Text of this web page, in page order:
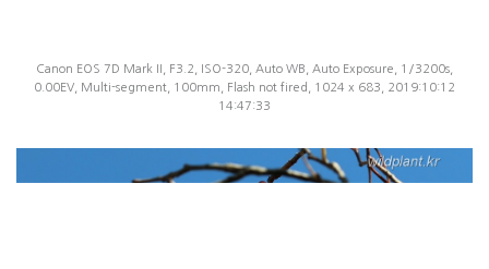
Canon EOS 7D Mark II, F3.2, ISO-320, Auto WB, Auto Exposure, 1/3200s,
0.00EV, Multi-segment, 100mm, Flash not fired, 1024 x 683, 2019:10:12
14:47:33